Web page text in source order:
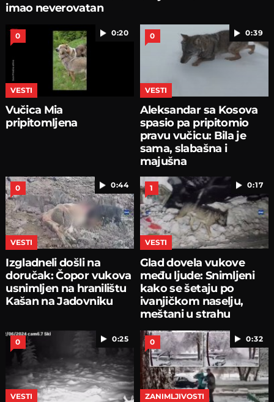
imao neverovatan
0:20
0
VESTI
Vučica Mia
pripitomljena
0:39
0
VESTI
Aleksandar sa Kosova
spasio pa pripitomio
pravu vučicu: Bila je
sama, slabašna i
majušna
0:44
0
VESTI
Izgladneli došli na
doručak: Čopor vukova
usnimljen na hranilištu
Kašan na Jadovniku
0:17
1
VESTI
Glad dovela vukove
među ljude: Snimljeni
kako se šetaju po
ivanjičkom naselju,
meštani u strahu
0:25
0
VESTI
0:32
0
ZANIMLJIVOSTI